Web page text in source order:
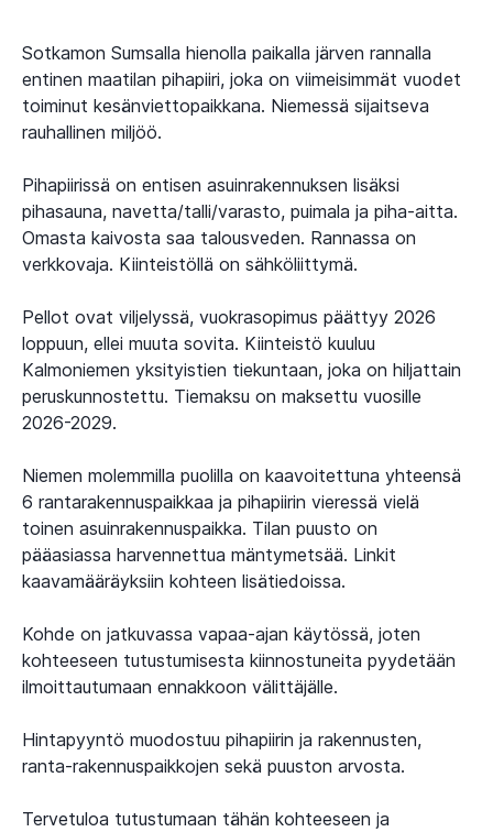
Sotkamon Sumsalla hienolla paikalla järven rannalla
entinen maatilan pihapiiri, joka on viimeisimmät vuodet
toiminut kesänviettopaikkana. Niemessä sijaitseva
rauhallinen miljöö.
Pihapiirissä on entisen asuinrakennuksen lisäksi
pihasauna, navetta/talli/varasto, puimala ja piha-aitta.
Omasta kaivosta saa talousveden. Rannassa on
verkkovaja. Kiinteistöllä on sähköliittymä.
Pellot ovat viljelyssä, vuokrasopimus päättyy 2026
loppuun, ellei muuta sovita. Kiinteistö kuuluu
Kalmoniemen yksityistien tiekuntaan, joka on hiljattain
peruskunnostettu. Tiemaksu on maksettu vuosille
2026-2029.
Niemen molemmilla puolilla on kaavoitettuna yhteensä
6 rantarakennuspaikkaa ja pihapiirin vieressä vielä
toinen asuinrakennuspaikka. Tilan puusto on
pääasiassa harvennettua mäntymetsää. Linkit
kaavamääräyksiin kohteen lisätiedoissa.
Kohde on jatkuvassa vapaa-ajan käytössä, joten
kohteeseen tutustumisesta kiinnostuneita pyydetään
ilmoittautumaan ennakkoon välittäjälle.
Hintapyyntö muodostuu pihapiirin ja rakennusten,
ranta-rakennuspaikkojen sekä puuston arvosta.
Tervetuloa tutustumaan tähän kohteeseen ja